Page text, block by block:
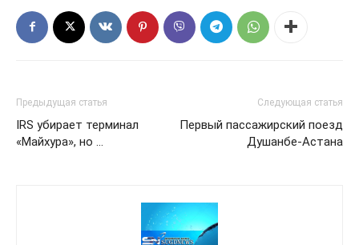
Предыдущая статья
IRS убирает терминал
«Майхура», но …
Следующая статья
Первый пассажирский поезд
Душанбе-Астана